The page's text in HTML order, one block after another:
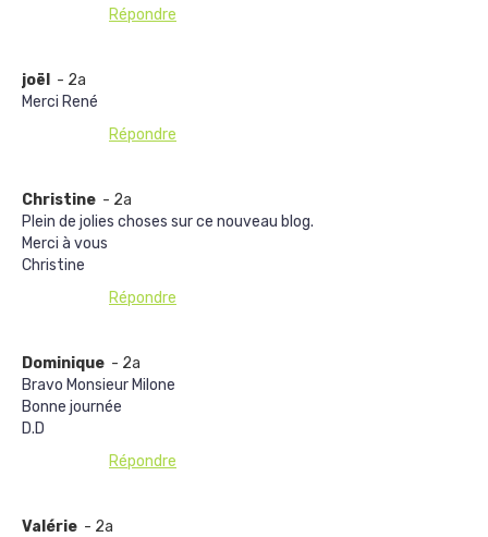
Répondre
joël
- 2a
Merci René
Répondre
Christine - 2a
Plein de jolies choses sur ce nouveau blog.
Merci à vous
Christine
Répondre
Dominique - 2a
Bravo Monsieur Milone
Bonne journée
D.D
Répondre
Valérie - 2a